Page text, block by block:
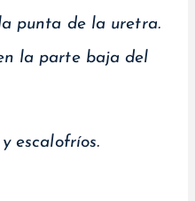
punta de la uretra.
la parte baja del
escalofríos.